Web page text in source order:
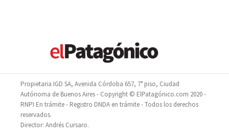
Propietaria IGD SA, Avenida Córdoba 657, 7° piso, Ciudad
Autónoma de Buenos Aires - Copyright © ElPatagónico.com 2020 -
RNPI En trámite - Registro DNDA en trámite - Todos los derechos
reservados.
Director: Andrés Cursaro.